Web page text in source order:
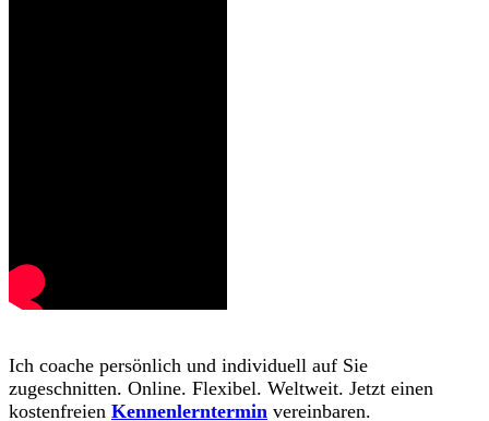
Ich coache persönlich und individuell auf Sie
zugeschnitten. Online. Flexibel. Weltweit. Jetzt einen
kostenfreien Kennenlerntermin vereinbaren.